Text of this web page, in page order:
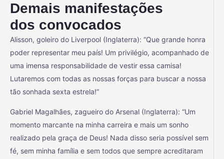
Demais manifestações
dos convocados
Alisson, goleiro do Liverpool (Inglaterra): “Que grande honra
poder representar meu país! Um privilégio, acompanhado de
uma imensa responsabilidade de vestir essa camisa!
Lutaremos com todas as nossas forças para buscar a nossa
tão sonhada sexta estrela!”
Gabriel Magalhães, zagueiro do Arsenal (Inglaterra): “Um
momento marcante na minha carreira e mais um sonho
realizado pela graça de Deus! Nada disso seria possível sem
fé, sem minha família e sem todos que sempre acreditaram